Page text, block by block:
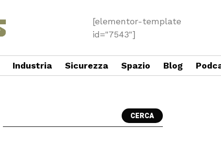
[elementor-template
id="7543"]
Industria Sicurezza Spazio Blog
CERCA